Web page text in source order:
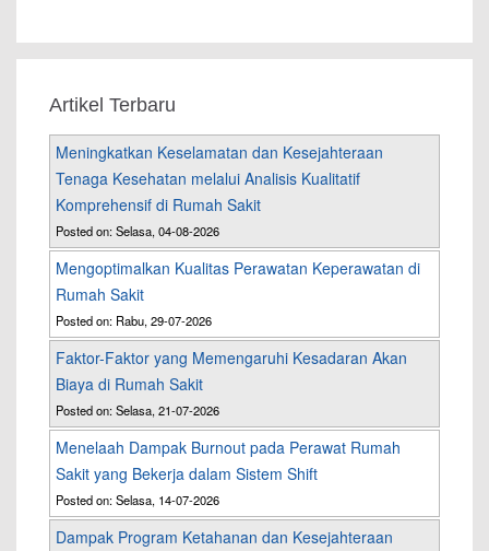
Artikel Terbaru
Meningkatkan Keselamatan dan Kesejahteraan
Tenaga Kesehatan melalui Analisis Kualitatif
Komprehensif di Rumah Sakit
Posted on: Selasa, 04-08-2026
Mengoptimalkan Kualitas Perawatan Keperawatan di
Rumah Sakit
Posted on: Rabu, 29-07-2026
Faktor-Faktor yang Memengaruhi Kesadaran Akan
Biaya di Rumah Sakit
Posted on: Selasa, 21-07-2026
Menelaah Dampak Burnout pada Perawat Rumah
Sakit yang Bekerja dalam Sistem Shift
Posted on: Selasa, 14-07-2026
Dampak Program Ketahanan dan Kesejahteraan